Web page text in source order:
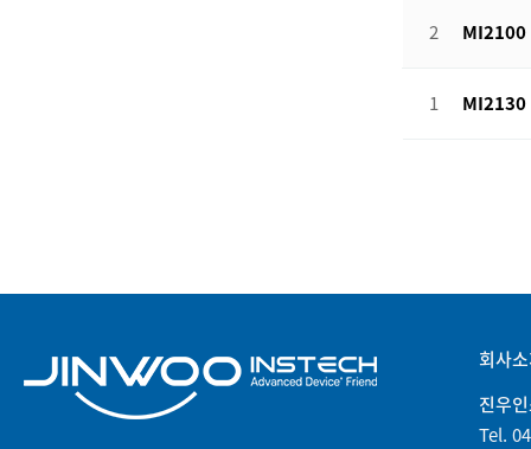
2 MI2100
1 MI2130
회사
진우
Tel.